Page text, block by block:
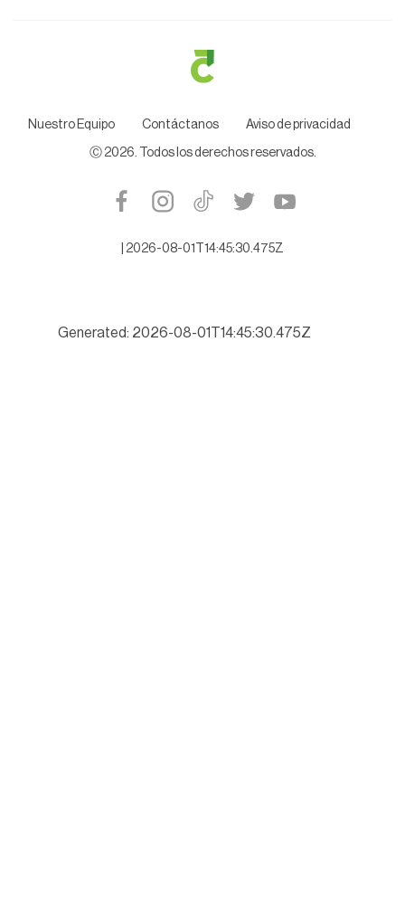
Nuestro Equipo Contáctanos Aviso de privacidad
Ⓒ 2026. Todos los derechos reservados.
2026-08-01T14:45:30.475Z
Generated: 2026-08-01T14:45:30.475Z